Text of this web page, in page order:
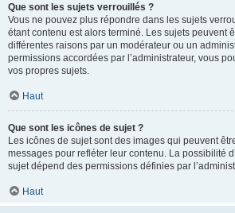
Que sont les sujets verrouillés ?
Vous ne pouvez plus répondre dans les sujets
étant contenu est alors terminé. Les sujets peuvent
différentes raisons par un modérateur ou un
permissions accordées par l’administrateur, vous
vos propres sujets.
Haut
Que sont les icônes de sujet ?
Les icônes de sujet sont des images qui peuvent
messages pour refléter leur contenu. La possibilité
sujet dépend des permissions définies par
Haut